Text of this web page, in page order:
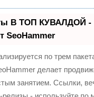
В ТОП КУВАЛДОЙ -
SeoHammer
по трем
делает
занятием. Ссылки,